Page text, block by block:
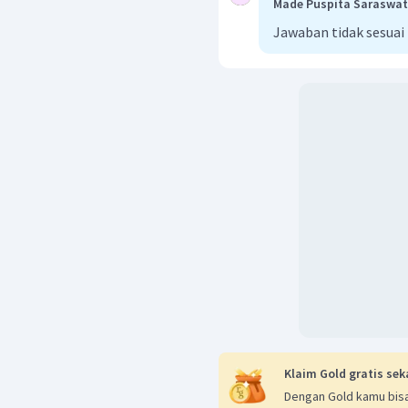
Jadi, gambar daerah
atas adalah:
Jawaban tidak sesuai
Klaim Gold gratis
Dengan Gold kamu